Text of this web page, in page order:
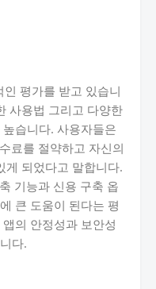
평가를 받고 있습니
사용법 그리고 다양한
습니다. 사용자들은
료를 절약하고 자신의
게 되었다고 말합니다.
기능과 신용 구축 옵
큰 도움이 된다는 평
의 안정성과 보안성
다.